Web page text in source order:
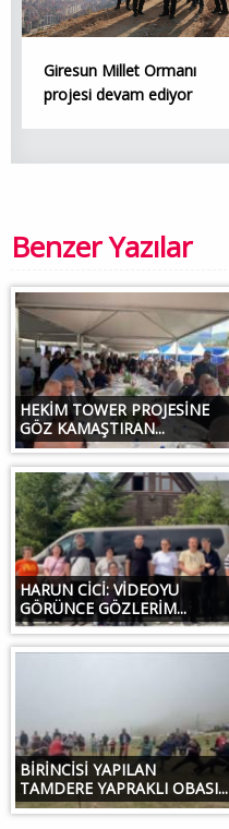
Giresun Millet Ormanı
projesi devam ediyor
Benzer Yazılar
HEKİM TOWER PROJESİNE
GÖZ KAMAŞTIRAN...
HARUN CİCİ: VİDEOYU
GÖRÜNCE GÖZLERİM...
BİRİNCİSİ YAPILAN
TAMDERE YAPRAKLI OBASI...